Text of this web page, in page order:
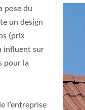
pose du
un design
(prix
influent sur
pour la
l’entreprise